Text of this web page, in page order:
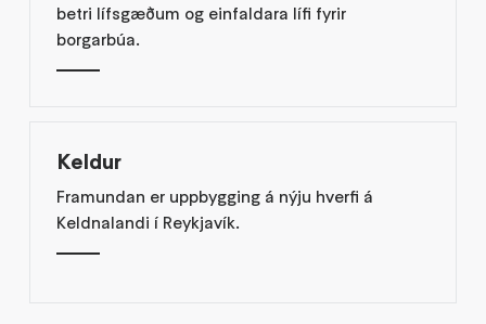
betri lífsgæðum og einfaldara lífi fyrir
borgarbúa.
Keldur
Framundan er uppbygging á nýju hverfi á
Keldnalandi í Reykjavík.